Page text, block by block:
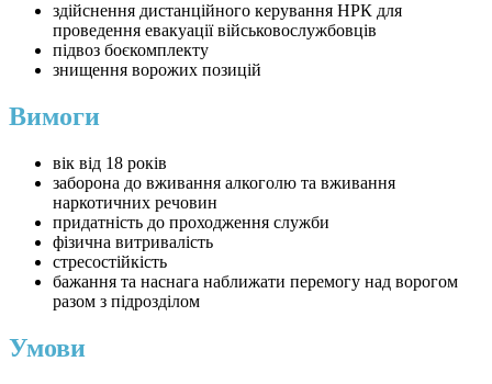
здійснення дистанційного керування НРК для
проведення евакуації військовослужбовців
підвоз боєкомплекту
знищення ворожих позицій
Вимоги
вік від 18 років
заборона до вживання алкоголю та вживання
наркотичних речовин
придатність до проходження служби
фізична витривалість
стресостійкість
бажання та наснага наближати перемогу над ворогом
разом з підрозділом
Умови